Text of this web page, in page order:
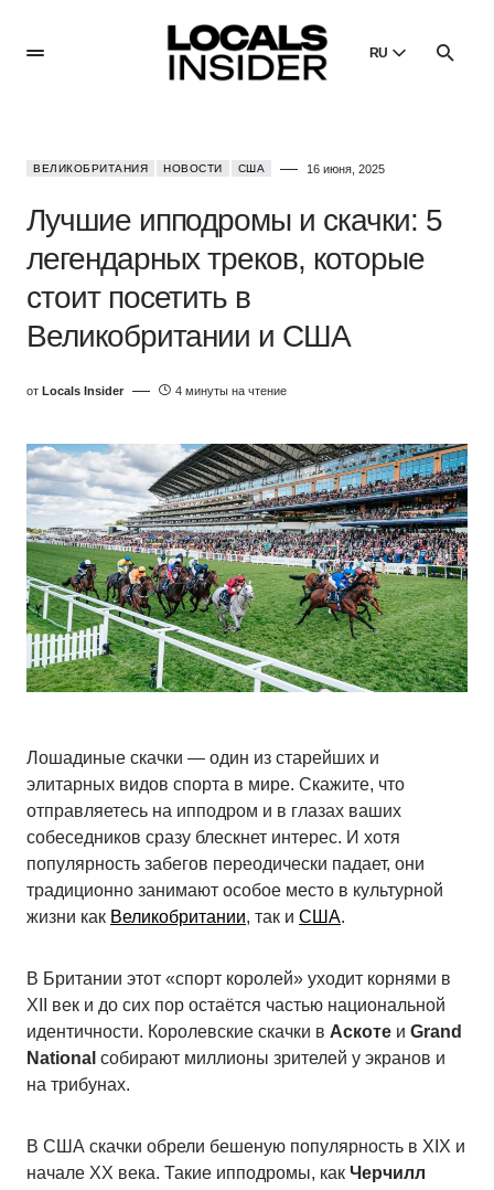
RU
Dansk
Polski
Poland
Русский
ВЕЛИКОБРИТАНИЯ НОВОСТИ США 16 июня, 2025
Лучшие ипподромы и скачки: 5
легендарных треков, которые
стоит посетить в
Великобритании и США
от Locals Insider 4 минуты на чтение
Лошадиные скачки — один из старейших и
элитарных видов спорта в мире. Скажите, что
отправляетесь на ипподром и в глазах ваших
собеседников сразу блескнет интерес. И хотя
популярность забегов переодически падает, они
традиционно занимают особое место в культурной
жизни как Великобритании, так и США.
В Британии этот «спорт королей» уходит корнями в
XII век и до сих пор остаётся частью национальной
идентичности. Королевские скачки в Аскоте и Grand
National собирают миллионы зрителей у экранов и
на трибунах.
В США скачки обрели бешеную популярность в XIX и
начале XX века. Такие ипподромы, как Черчилл